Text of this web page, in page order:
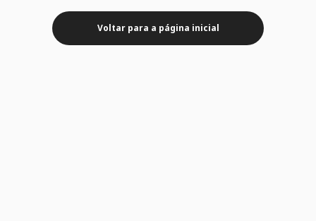
Voltar para a página inicial